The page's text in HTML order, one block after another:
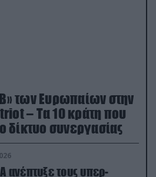
των Ευρωπαίων στην
– Τα 10 κράτη που
δίκτυο συνεργασίας
ανέπτυξε τους υπερ-